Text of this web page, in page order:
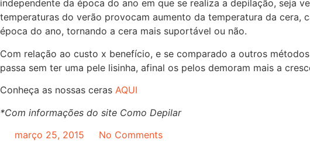
independente da época do ano em que se realiza a depilação, seja
temperaturas do verão provocam aumento da temperatura da cera,
época do ano, tornando a cera mais suportável ou não.
Com relação ao custo x benefício, e se comparado a outros
passa sem ter uma pele lisinha, afinal os pelos demoram mais a
Conheça as nossas ceras AQUI
*Com informações do site Como Depilar
março 25, 2015
No Comments